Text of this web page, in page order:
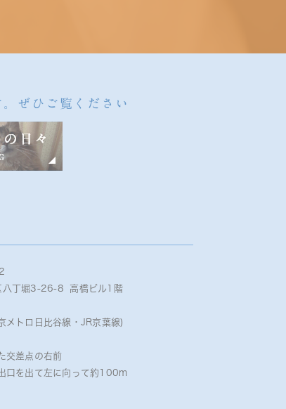
ぜひご覧ください
八丁堀3-26-8 高橋ビル1階
メトロ日比谷線・JR京葉線)
交差点の右前
口を出て左に向って約100m